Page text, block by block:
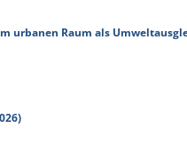
urbanen Raum als